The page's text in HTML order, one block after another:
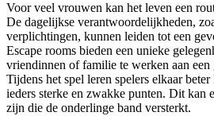
Voor veel vrouwen kan het leven een
De dagelijkse verantwoordelijkheden,
verplichtingen, kunnen leiden tot een
Escape rooms bieden een unieke
vriendinnen of familie te werken aan een
Tijdens het spel leren spelers elkaar
ieders sterke en zwakke punten. Dit kan
zijn die de onderlinge band versterkt.